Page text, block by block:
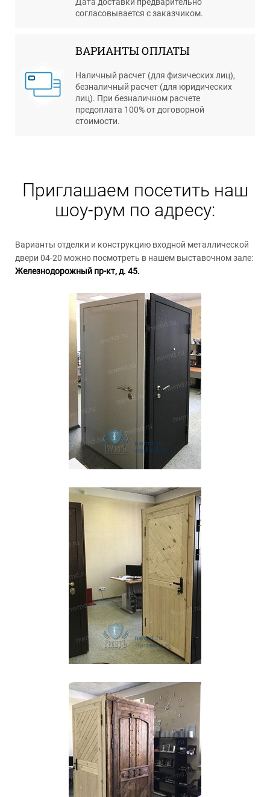
согласовывается с заказчиком.
ВАРИАНТЫ ОПЛАТЫ
Наличный расчет (для физических лиц),
безналичный расчет (для юридических
лиц). При безналичном расчете
предоплата 100% от договорной
стоимости.
Приглашаем посетить наш
шоу-рум по адресу:
Варианты отделки и конструкцию входной металлической
двери 04-20 можно посмотреть в нашем выставочном зале:
Железнодорожный пр-кт, д. 45.